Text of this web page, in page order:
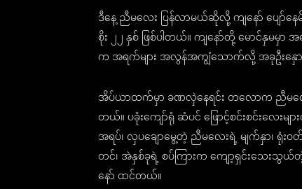
ဒီနေ့ ညီမလေး ပြန်လာမယ်ဆိုလို့ ကျနော် ပျေ
စိုး ၂၂ နှစ် ဖြစ်ပါတယ်။ ကျနော်တို့ မောင်နှမ
က အရက်များ အလွန်အကျွံသောက်လို့ အခုဦးနှေ
အိပ်ယာထက်မှာ ခဏလှဲနေရင်း တလောက ညီမလေ
တယ်။ ပခုံးကျော်ရုံ ဆံပင် ဖြောင့်စင်းစင်းလေးမ
အရပ်၊ လှပချောမွေ့တဲ့ ညီမလေးရဲ့ မျက်နှာ၊ ရုံ
တင်၊ အဲနှစ်ခုရဲ့ စပ်ကြားက ကျော့ရှင်းသေးသွ
နော် ထင်တယ်။